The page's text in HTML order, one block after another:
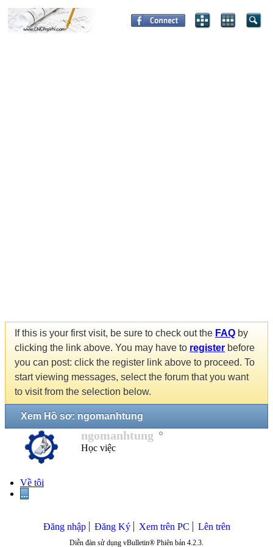
If this is your first visit, be sure to check out the FAQ by
clicking the link above. You may have to register before
you can post: click the register link above to proceed. To
start viewing messages, select the forum that you want
to visit from the selection below.
Xem Hồ sơ: ngomanhtung
ngomanhtung
Học việc
Về tôi
...
Đăng nhập Đăng Ký Xem trên PC Lên trên
Diễn đàn sử dụng vBulletin® Phiên bản 4.2.3.